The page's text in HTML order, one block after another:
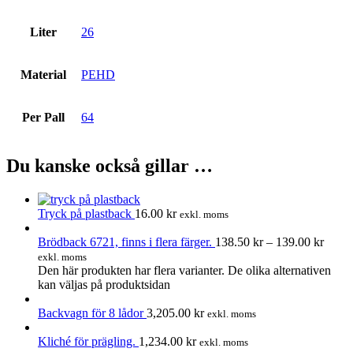
Liter 26
Material PEHD
Per Pall 64
Du kanske också gillar …
Tryck på plastback 16.00 kr exkl. moms
Brödback 6721, finns i flera färger. 138.50 kr– 139.00 kr
exkl. moms
Den här produkten har flera varianter. De olika alternativen
kan väljas på produktsidan
Backvagn för 8 lådor3,205.00 kr exkl. moms
Kliché för prägling. 1,234.00 kr exkl. moms